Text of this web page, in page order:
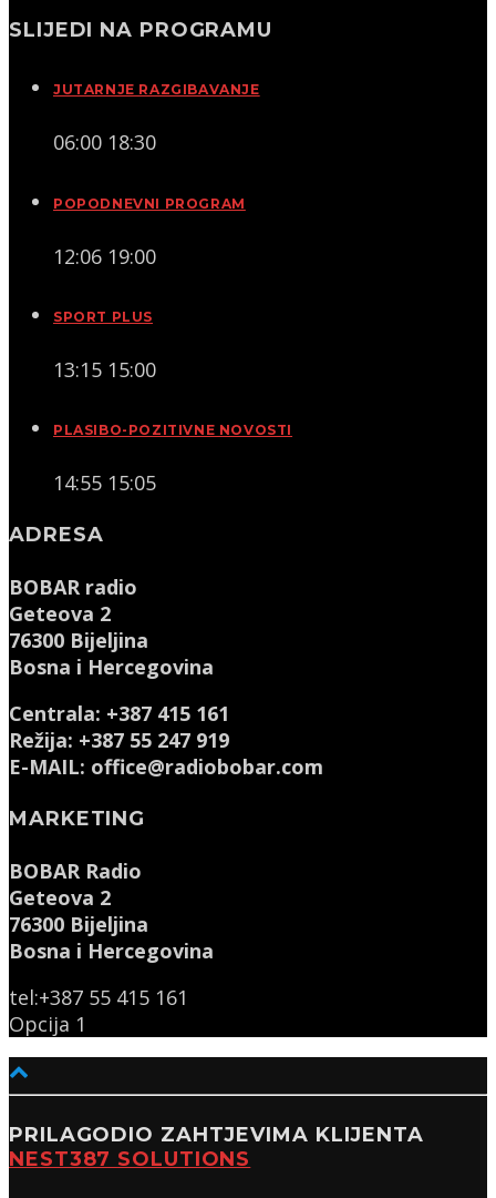
SLIJEDI NA PROGRAMU
JUTARNJE RAZGIBAVANJE
06:00 18:30
POPODNEVNI PROGRAM
12:06 19:00
SPORT PLUS
13:15 15:00
PLASIBO-POZITIVNE NOVOSTI
14:55 15:05
ADRESA
BOBAR radio
Geteova 2
76300 Bijeljina
Bosna i Hercegovina
Centrala: +387 415 161
Režija: +387 55 247 919
E-MAIL: office@radiobobar.com
MARKETING
BOBAR Radio
Geteova 2
76300 Bijeljina
Bosna i Hercegovina
tel:+387 55 415 161
Opcija 1
PRILAGODIO ZAHTJEVIMA KLIJENTA
NEST387 SOLUTIONS